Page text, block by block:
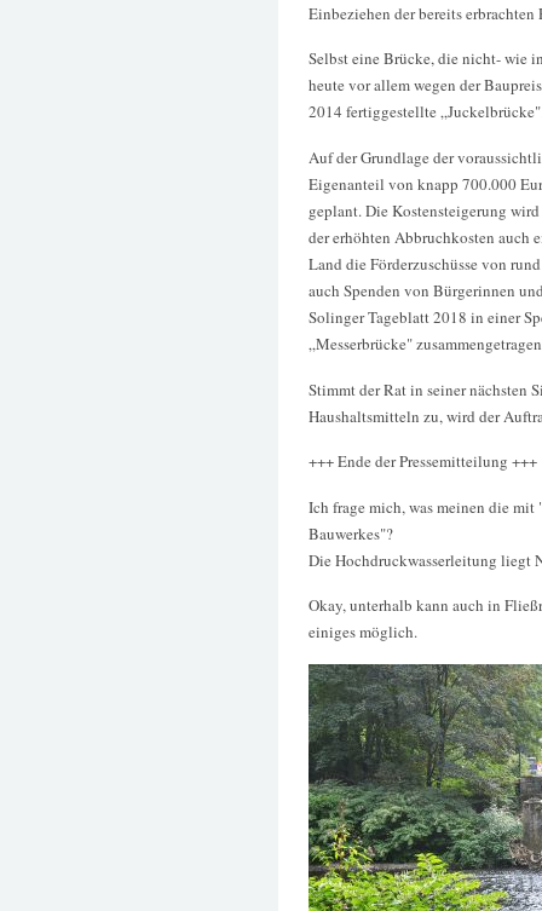
Einbeziehen der bereits
Selbst eine Brücke, die nicht- wie
heute vor allem wegen der
2014 fertiggestellte
Auf der Grundlage der
Eigenanteil von knapp 700.000
geplant. Die Kostensteigerung
der erhöhten Abbruchkosten auch
Land die Förderzuschüsse von
auch Spenden von Bürgerinnen
Solinger Tageblatt 2018 in einer
„Messerbrücke"
Stimmt der Rat in seiner nächsten
Haushaltsmitteln zu, wird der
+++ Ende der Pressemitteilung +++
Ich frage mich, was meinen die
Bauwerkes"?
Die Hochdruckwasserleitung liegt
Okay, unterhalb kann auch in
einiges möglich.